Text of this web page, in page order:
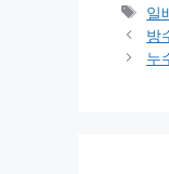
테
고
리
태
그
일
방
누